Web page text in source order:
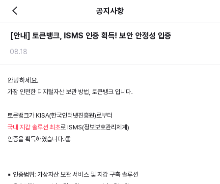
공지사항
[안내] 토큰뱅크, ISMS 인증 획득! 보안 안정성 입증
08.18
안녕하세요.
가장 안전한 디지털자산 보관 방법, 토큰뱅크 입니다.
토큰뱅크가 KISA(한국인터넷진흥원)로부터
국내 지갑 솔루션 최초로 ISMS(정보보호관리체계)
인증을 획득하였습니다.👏
▪︎ 인증범위: 가상자산 보관 서비스 및 지갑 구축 솔루션